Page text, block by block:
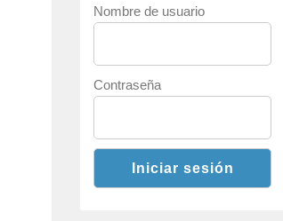
Nombre de usuario
Contraseña